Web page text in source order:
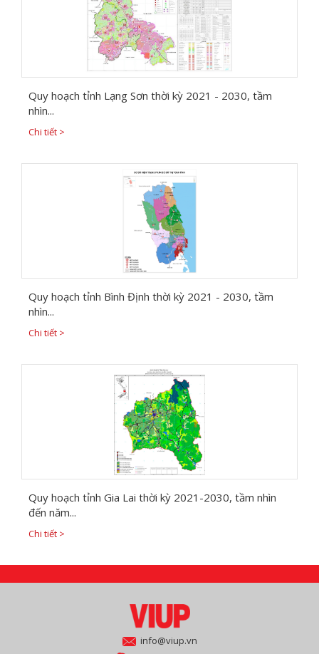
Quy hoạch tỉnh Lạng Sơn thời kỳ 2021 - 2030, tầm
nhìn...
Chi tiết >
Quy hoạch tỉnh Bình Định thời kỳ 2021 - 2030, tầm
nhìn...
Chi tiết >
Quy hoạch tỉnh Gia Lai thời kỳ 2021-2030, tầm nhìn
đến năm...
Chi tiết >
info@viup.vn